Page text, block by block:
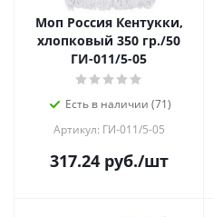
Моп Россия Кентукки,
хлопковый 350 гр./50
ГИ-011/5-05
Есть в наличии (71)
Артикул: ГИ-011/5-05
317.24руб./шт